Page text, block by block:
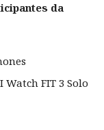
da
FIT 3 Solo